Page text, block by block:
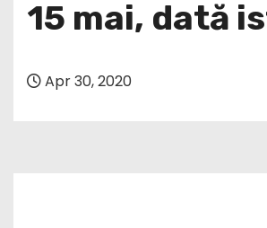
15 mai, dată
Apr 30, 2020